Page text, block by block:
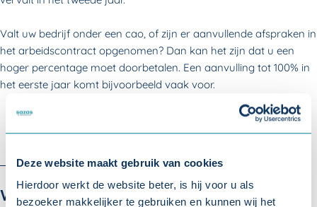
Deze website maakt gebruik van cookies
Hierdoor werkt de website beter, is hij voor u als
bezoeker makkelijker te gebruiken en kunnen wij het
Valt uw bedrijf onder een cao, of zijn er aanvullende afspraken in
het arbeidscontract opgenomen? Dan kan het zijn dat u een
hoger percentage moet doorbetalen. Een aanvulling tot 100% in
het eerste jaar komt bijvoorbeeld vaak voor.
Wat betekent dit voor uw bedrijf?